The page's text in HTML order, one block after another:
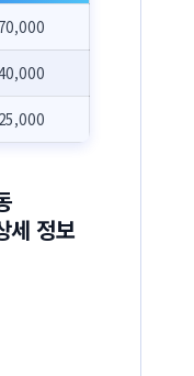
세 정보